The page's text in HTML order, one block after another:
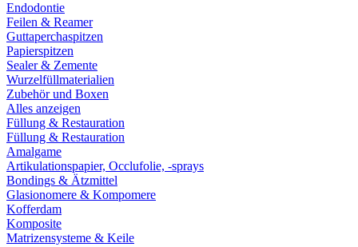
Endodontie
Feilen & Reamer
Guttaperchaspitzen
Papierspitzen
Sealer & Zemente
Wurzelfüllmaterialien
Zubehör und Boxen
Alles anzeigen
Füllung & Restauration
Füllung & Restauration
Amalgame
Artikulationspapier, Occlufolie, -sprays
Bondings & Ätzmittel
Glasionomere & Kompomere
Kofferdam
Komposite
Matrizensysteme & Keile